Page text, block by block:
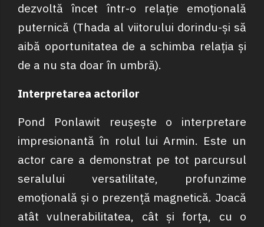
dezvoltă încet într-o relație emoțională
puternică (Thada al viitorului dorindu-și să
aibă oportunitatea de a schimba relația și
de a nu sta doar în umbră).
Interpretarea actorilor
Pond Ponlawit reușește o interpretare
impresionantă în rolul lui Armin. Este un
actor care a demonstrat pe tot parcursul
seralului versatilitate, profunzime
emoțională și o prezență magnetică. Joacă
atât vulnerabilitatea, cât și forța, cu o